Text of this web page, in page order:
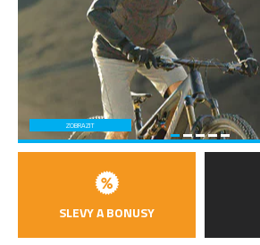
ZOBRAZIT
SLEVY A BONUSY